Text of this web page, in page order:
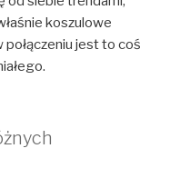
koszulowe
połączeniu jest to coś